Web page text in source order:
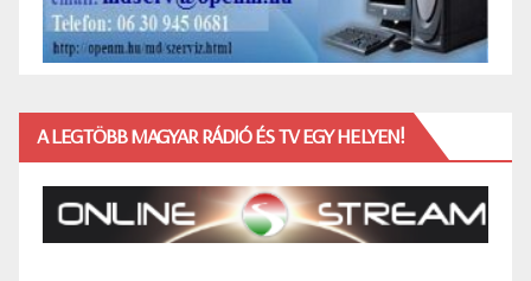
A LEGTÖBB MAGYAR RÁDIÓ ÉS TV EGY HELYEN!